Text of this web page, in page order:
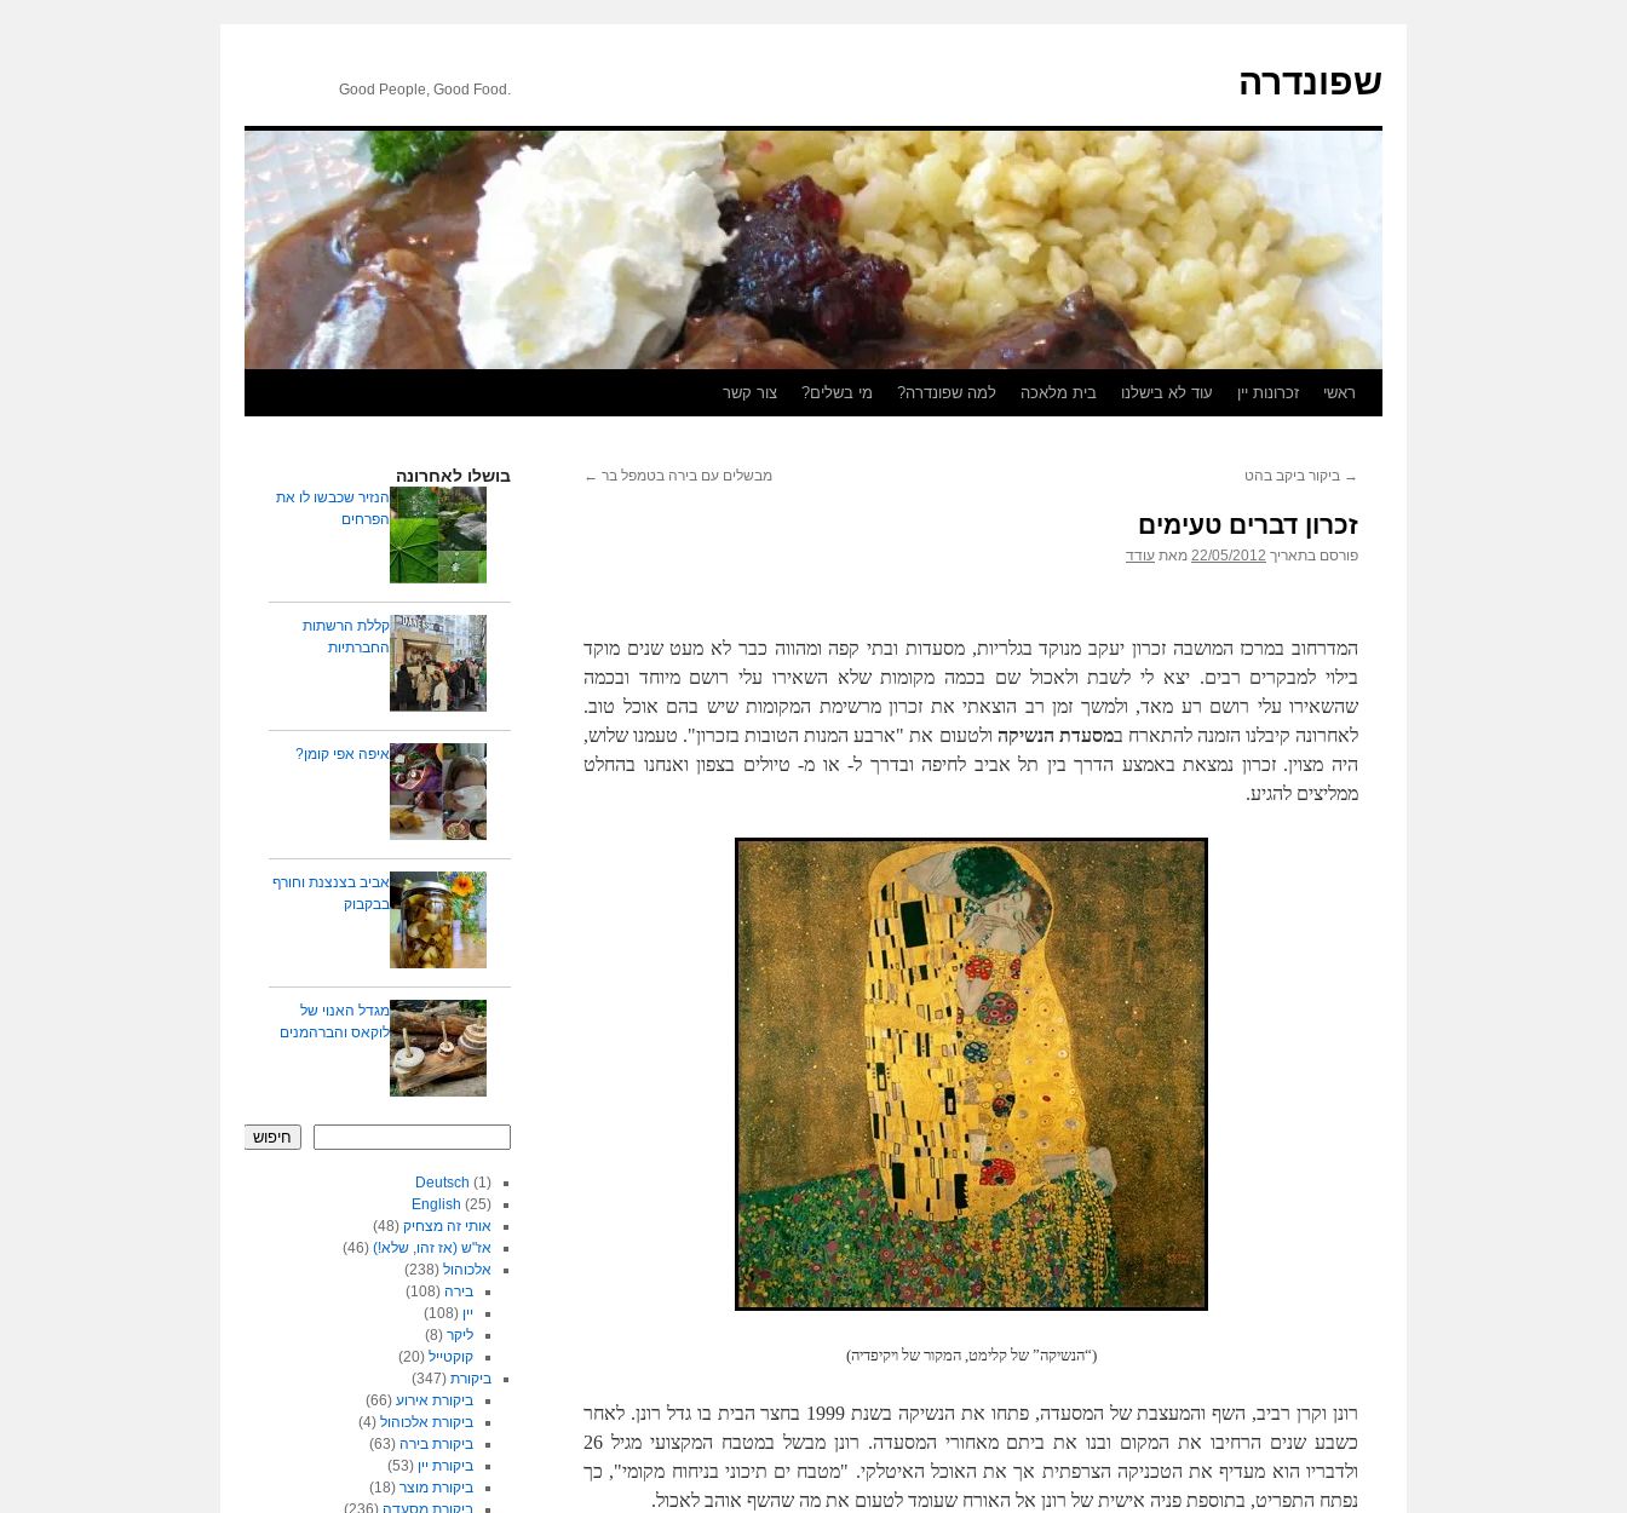
שפונדרה .Good People, Good Food
ראשי זכרונות יין עוד לא בישלנו בית מלאכה למה שפונדרה? מי בשלים? צור קשר
→ ביקור ביקב בהט מבשלים עם בירה בטמפל בר ←
זכרון דברים טעימים
פורסם בתאריך 22/05/2012 מאת עודד
המדרחוב במרכז המושבה זכרון יעקב מנוקד בגלריות, מסעדות ובתי קפה ומהווה כבר לא מעט שנים מוקד
בילוי למבקרים רבים. יצא לי לשבת ולאכול שם בכמה מקומות שלא השאירו עלי רושם מיוחד ובכמה
שהשאירו עלי רושם רע מאד, ולמשך זמן רב הוצאתי את זכרון מרשימת המקומות שיש בהם אוכל טוב.
לאחרונה קיבלנו הזמנה להתארח במסעדת הנשיקה ולטעום את "ארבע המנות הטובות בזכרון". טעמנו שלוש,
היה מצוין. זכרון נמצאת באמצע הדרך בין תל אביב לחיפה ובדרך ל- או מ- טיולים בצפון ואנחנו בהחלט
ממליצים להגיע.
(“הנשיקה” של קלימט, המקור של ויקיפדיה)
רונן וקרן רביב, השף והמעצבת של המסעדה, פתחו את הנשיקה בשנת 1999 בחצר הבית בו גדל רונן. לאחר
כשבע שנים הרחיבו את המקום ובנו את ביתם מאחורי המסעדה. רונן מבשל במטבח המקצועי מגיל 26
ולדבריו הוא מעדיף את הטכניקה הצרפתית אך את האוכל האיטלקי. "מטבח ים תיכוני בניחוח מקומי", כך
נפתח התפריט, בתוספת פניה אישית של רונן אל האורח שעומד לטעום את מה שהשף אוהב לאכול.
בושלו לאחרונה
הנזיר שכבשו לו את
הפרחים
קללת הרשתות
החברתיות
איפה אפי קומן?
אביב בצנצנת וחורף
בבקבוק
מגדל האנוי של
לוקאס והברהמנים
חיפוש
Deutsch (1)
English (25)
אותי זה מצחיק(48)
אז"ש (אז זהו, שלא!)(46)
אלכוהול(238)
בירה (108)
יין (108)
ליקר (8)
קוקטייל (20)
ביקורת(347)
ביקורת אירוע (66)
ביקורת אלכוהול (4)
ביקורת בירה (63)
ביקורת יין (53)
ביקורת מוצר (18)
ביקורת מסעדה (236)